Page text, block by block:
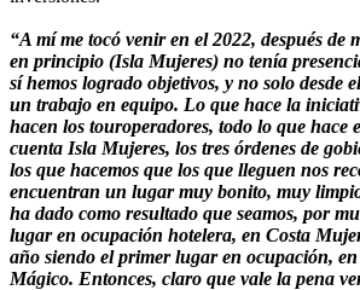
“A mí me tocó venir en el 2022, después de
en principio (Isla Mujeres) no tenía
sí hemos logrado objetivos, y no solo desde
un trabajo en equipo. Lo que hace la
hacen los touroperadores, todo lo que hace
cuenta Isla Mujeres, los tres órdenes de
los que hacemos que los que lleguen nos
encuentran un lugar muy bonito, muy
ha dado como resultado que seamos, por
lugar en ocupación hotelera, en Costa
año siendo el primer lugar en ocupación,
Mágico. Entonces, claro que vale la pena